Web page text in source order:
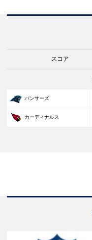
スコア
パンサーズ
カーディナルス